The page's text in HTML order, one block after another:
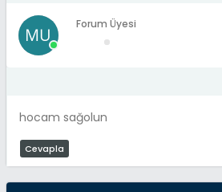
Forum Üyesi
hocam sağolun
Cevapla